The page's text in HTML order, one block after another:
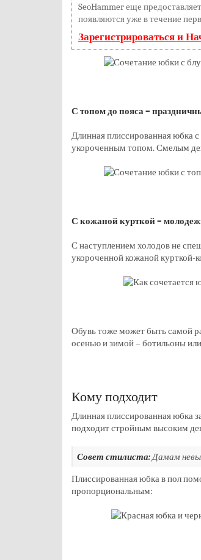
SeoHammer еще
появляются уже в течение
Зарегистрироваться и
С топом до пояса –
Длинная плиссированная юбка
укороченным топом. Смелым
С кожаной курткой –
С наступлением холодов не
укороченной кожаной курткой-
Обувь тоже может быть самой
осенью и зимой – ботильоны
Кому подходит
Длинная плиссированная юбка
подходит стройным высоким
Совет стилиста:Дамам
Плиссированная юбка в пол
пропорциональным: